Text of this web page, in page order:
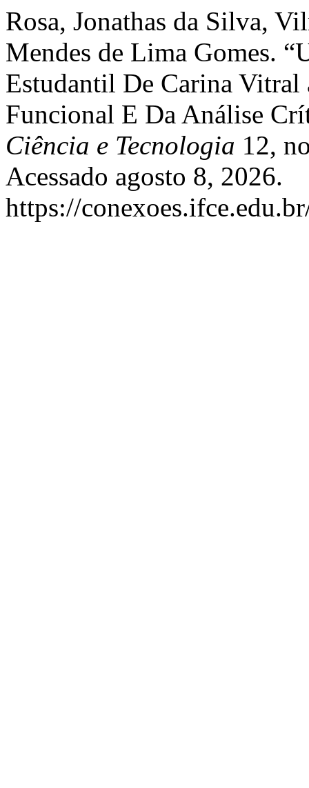
Rosa, Jonathas da Silva,
Mendes de Lima Gomes.
Estudantil De Carina
Funcional E Da Análise
Ciência e Tecnologia 12,
Acessado agosto 8, 2026.
https://